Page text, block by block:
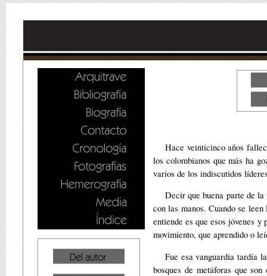
Hace veinticinco años
los colombianos que más ha
varios de los indiscutidos
Decir que buena parte de
con las manos. Cuando se
entiende es que esos jóvenes
movimiento, que aprendido o
Fue esa vanguardia tardía
bosques de metáforas que